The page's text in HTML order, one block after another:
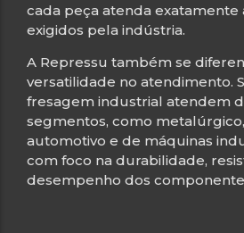
cada peça atenda exatamente
exigidos pela indústria.
A Repressu também se
versatilidade no atendimento.
fresagem industrial atendem
segmentos, como
automotivo e de máquinas
com foco na durabilidade,
desempenho dos